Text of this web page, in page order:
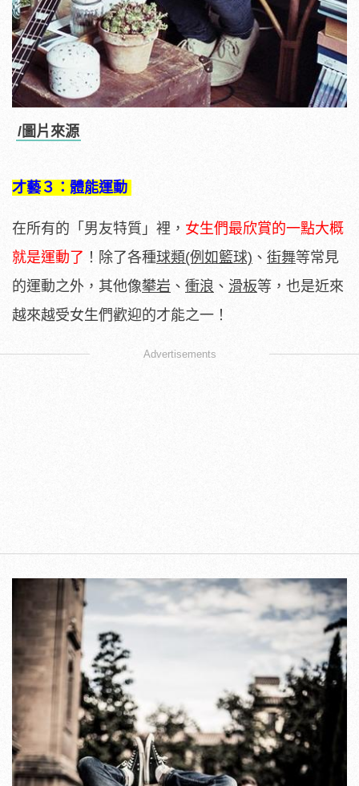
/圖片來源
才藝３：體能運動
在所有的「男友特質」裡， 女生們最欣賞的一點大概
就是運動了 ！除了各種球類(例如籃球) 、 街舞等常見
的運動之外，其他像攀岩 、 衝浪 、 滑板等，也是近來
越來越受女生們歡迎的才能之一！
Advertisements